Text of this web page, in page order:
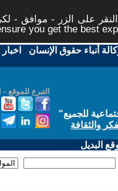
على الزر - موافق -
you get the best
أنباء حقوق الإنسان -
التبرع للموقع -
للجميع"
والثقافة
البديل